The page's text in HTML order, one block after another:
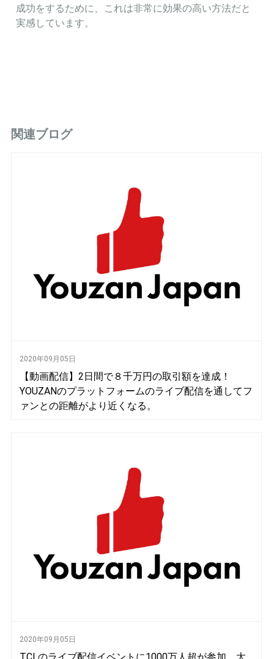
成功をするために、これは非常に効果の高い方法だと
実感しています。
関連ブログ
2020年09月05日
【動画配信】2日間で８千万円の取引額を達成！
YOUZANのプラットフォームのライブ配信を通してフ
ァンとの距離がより近くなる。
2020年09月05日
TCLのライブ配信イベントに1000万人超が参加、大